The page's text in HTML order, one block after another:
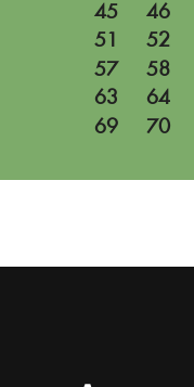
45
46
51
52
57
58
63
64
69
70